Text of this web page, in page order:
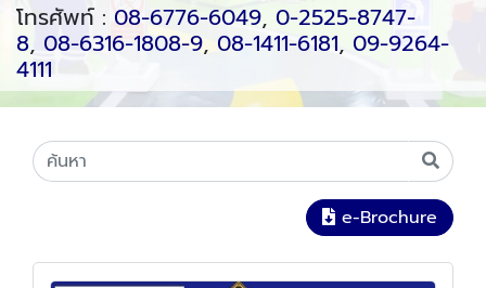
โทรศัพท์ : 08-6776-6049, 0-2525-8747-
8, 08-6316-1808-9, 08-1411-6181, 09-9264-
4111
e-Brochure